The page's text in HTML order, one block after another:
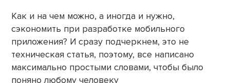
Как и на чем можно, а иногда и нужно,
сэкономить при разработке мобильного
приложения? И сразу подчеркнем, это не
техническая статья, поэтому, все написано
максимально простыми словами, чтобы было
поняно любому человеку